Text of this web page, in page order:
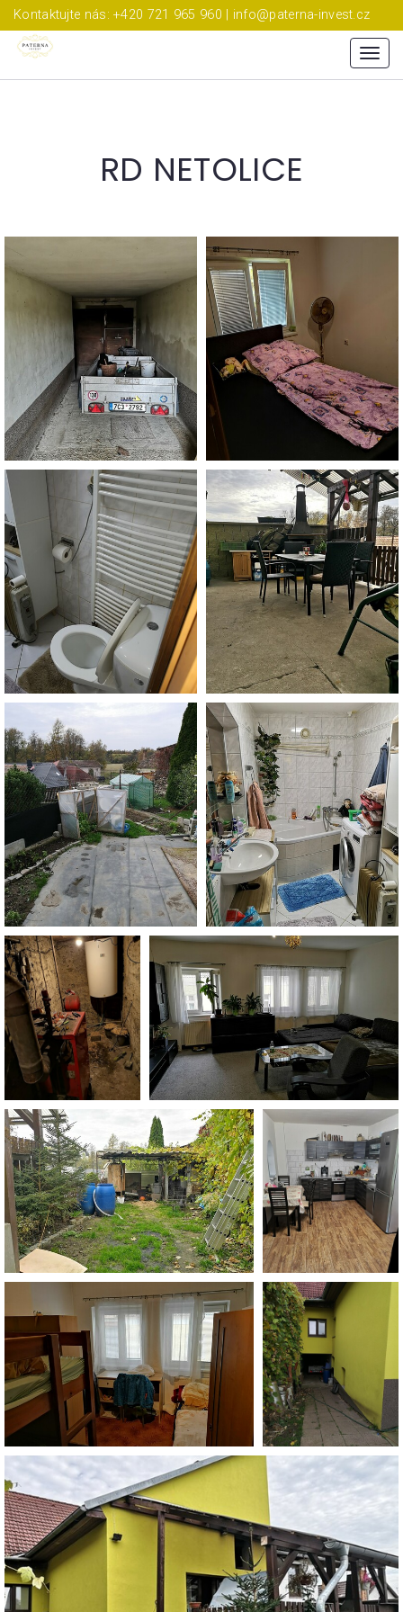
Kontaktujte nás: +420 721 965 960 | info@paterna-invest.cz
Menu
RD NETOLICE